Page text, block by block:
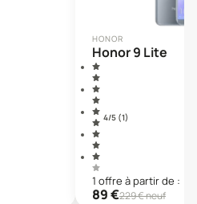
HONOR
Honor 9 Lite
4/5 (1)
1 offre à partir de :
89€229€ neuf